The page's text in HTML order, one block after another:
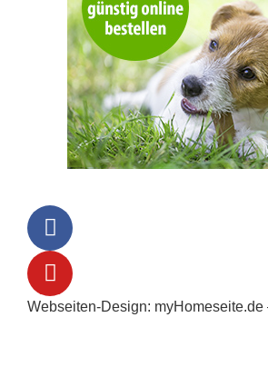
Webseiten-Design: myHomeseite.de